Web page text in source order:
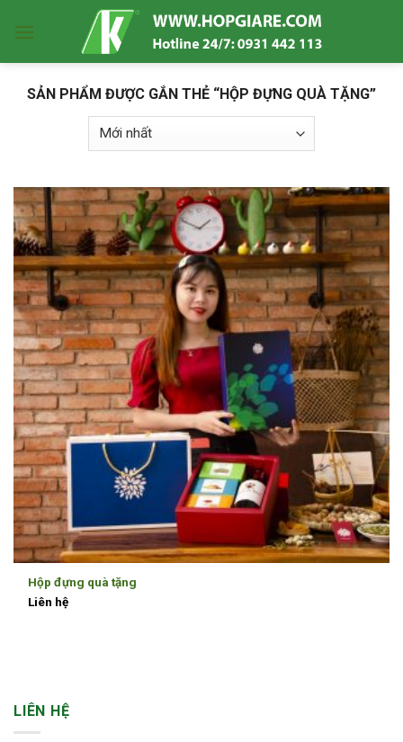
SẢN PHẨM ĐƯỢC GẮN THẺ “HỘP ĐỰNG QUÀ TẶNG”
Hộp đựng quà tặng
Liên hệ
LIÊN HỆ